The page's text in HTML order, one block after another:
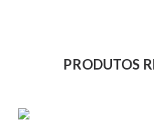
PRODUTOS